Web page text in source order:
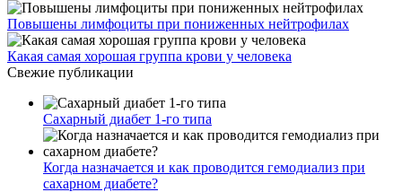
Повышены лимфоциты при пониженных нейтрофилах
Какая самая хорошая группа крови у человека
Свежие публикации
Сахарный диабет 1-го типа
Когда назначается и как проводится гемодиализ при
сахарном диабете?